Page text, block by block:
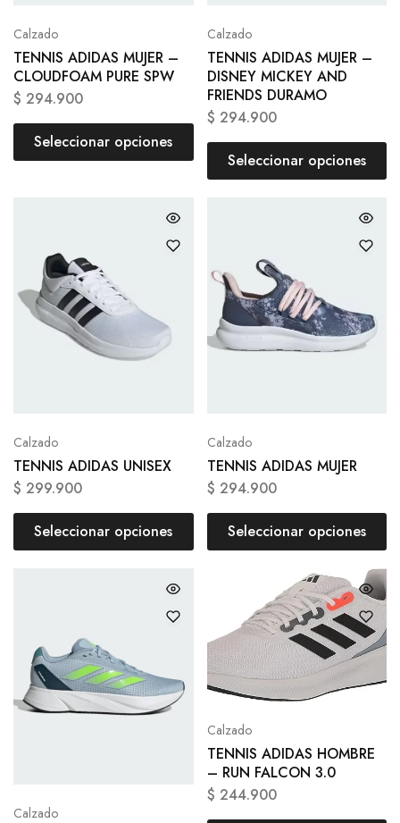
Calzado
TENNIS ADIDAS MUJER –
CLOUDFOAM PURE SPW
$ 294.900
Seleccionar opciones
Calzado
TENNIS ADIDAS MUJER –
DISNEY MICKEY AND
FRIENDS DURAMO
$ 294.900
Seleccionar opciones
Calzado
TENNIS ADIDAS UNISEX
$ 299.900
Seleccionar opciones
Calzado
TENNIS ADIDAS MUJER
$ 294.900
Seleccionar opciones
Calzado
Calzado
TENNIS ADIDAS HOMBRE
– RUN FALCON 3.0
$ 244.900